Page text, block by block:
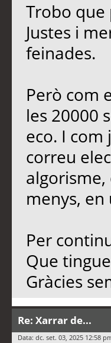
Trobo que
Justes i
feinades.
Però com
les 20000
eco. I com
correu
menys,
Per
Que
Gràcies
Re: Xarrar de...
Data: dc. set. 03, 2025 12:58